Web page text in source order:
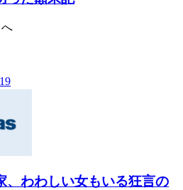
、わわしい女もいる狂言の